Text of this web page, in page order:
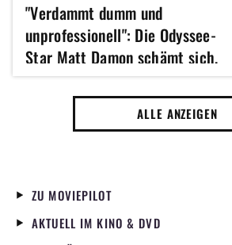
"Verdammt dumm und
unprofessionell": Die Odyssee-
Star Matt Damon schämt sich,
diesen Regisseur 2011 so fertig
gemacht zu habenALLE ANZEIGEN
ZU MOVIEPILOT
AKTUELL IM KINO & DVD